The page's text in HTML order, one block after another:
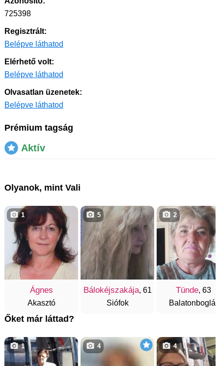
725398
Regisztrált:
Belépve láthatod
Elérhető volt:
Belépve láthatod
Olvasatlan üzenetek:
Belépve láthatod
Prémium tagság
Aktív
Olyanok, mint Vali
Ágnes
Akasztó
1
Bálokéjszakája, 61
Siófok
5
Tünde, 63
Balatonboglár
2
Őket már láttad?
1 4 4